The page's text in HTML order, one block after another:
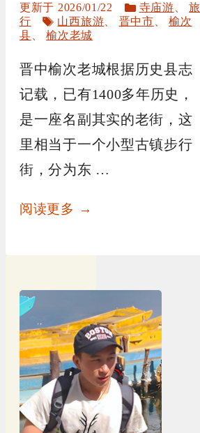
2026/01/22
分
类
寺庙游 、旅
行
标
签
山西旅游 晋中市 、榆次
县 、榆次老城
晋中榆次老城根据历史县志
记载，已有1400多年历史，
是一座名副其实的老街，这
里相当于一个小型古镇步行
街，分为东 …
阅读更多 →